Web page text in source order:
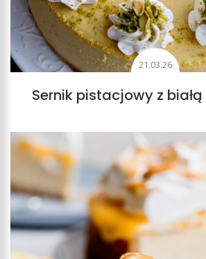
21.03.26
Sernik pistacjowy z